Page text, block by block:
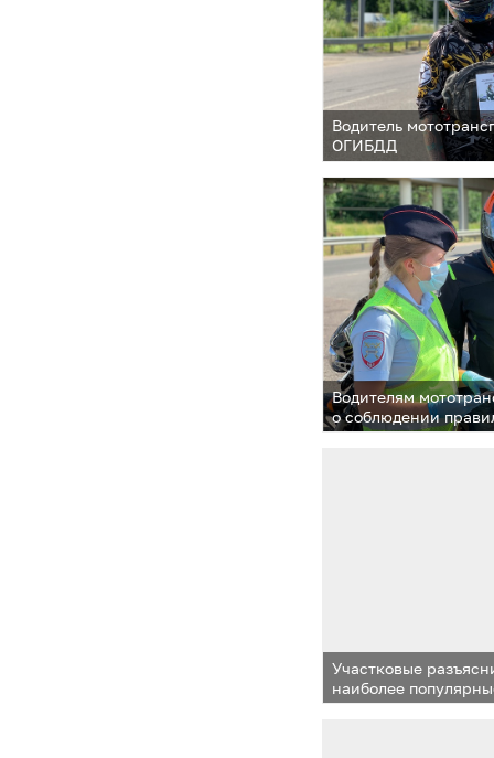
Водитель
ОГИБДД
Водителям
о соблюдении
Участковые
наиболее
мошеннических